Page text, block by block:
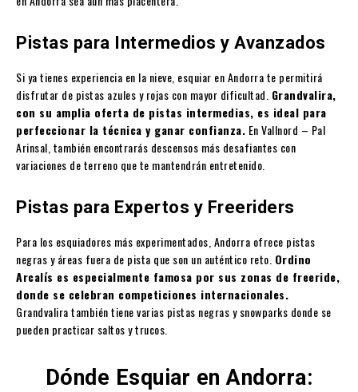
Pistas para Intermedios y Avanzados
Si ya tienes experiencia en la nieve, esquiar en Andorra te permitirá
disfrutar de pistas azules y rojas con mayor dificultad. Grandvalira,
con su amplia oferta de pistas intermedias, es ideal para
perfeccionar la técnica y ganar confianza. En Vallnord – Pal
Arinsal, también encontrarás descensos más desafiantes con
variaciones de terreno que te mantendrán entretenido.
Pistas para Expertos y Freeriders
Para los esquiadores más experimentados, Andorra ofrece pistas
negras y áreas fuera de pista que son un auténtico reto. Ordino
Arcalís es especialmente famosa por sus zonas de freeride,
donde se celebran competiciones internacionales.
Grandvalira también tiene varias pistas negras y snowparks donde se
pueden practicar saltos y trucos.
Dónde Esquiar en Andorra: